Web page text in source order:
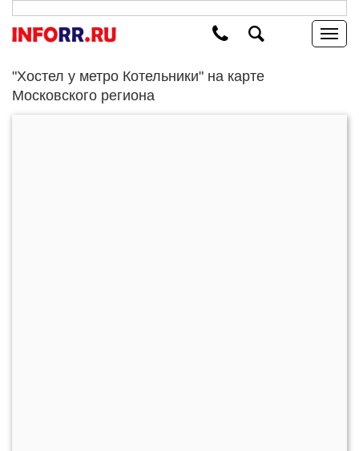
"Хостел у метро Котельники" на карте
Московского региона